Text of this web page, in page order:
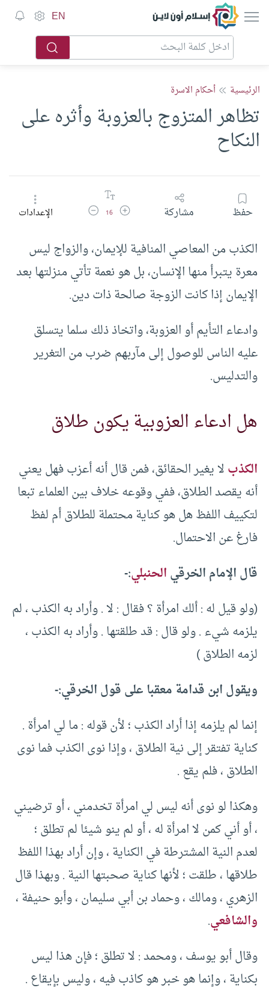
إسلام أون لاين EN
الرئيسية أحكام الاسرة
تظاهر المتزوج بالعزوبة وأثره على
النكاح
حفظ مشاركة زيادة حجم الخط
16 تقليل حجم الخطالإعدادات
الكذب من المعاصي المنافية للإيمان، والزواج ليس
معرة يتبرأ منها الإنسان، بل هو نعمة تأتي منزلتها بعد
الإيمان إذا كانت الزوجة صالحة ذات دين.
وادعاء التأيم أو العزوبة، واتخاذ ذلك سلما يتسلق
عليه الناس للوصول إلى مآربهم ضرب من التغرير
والتدليس.
هل ادعاء العزوبية يكون طلاق
الكذبلا يغير الحقائق، فمن قال أنه أعزب فهل يعني
أنه يقصد الطلاق، ففي وقوعه خلاف بين العلماء تبعا
لتكييف اللفظ هل هو كناية محتملة للطلاق أم لفظ
فارغ عن الاحتمال.
قال الإمام الخرقيالحنبلي:-
(ولو قيل له : ألك امرأة ؟ فقال : لا . وأراد به الكذب ، لم
يلزمه شيء . ولو قال : قد طلقتها . وأراد به الكذب ،
لزمه الطلاق )
ويقول ابن قدامة معقبا على قول الخرقي:-
إنما لم يلزمه إذا أراد الكذب ؛ لأن قوله : ما لي امرأة .
كناية تفتقر إلى نية الطلاق ، وإذا نوى الكذب فما نوى
الطلاق ، فلم يقع .
وهكذا لو نوى أنه ليس لي امرأة تخدمني ، أو ترضيني
، أو أني كمن لا امرأة له ، أو لم ينو شيئا لم تطلق ؛
لعدم النية المشترطة في الكناية ، وإن أراد بهذا اللفظ
طلاقها ، طلقت ؛ لأنها كناية صحبتها النية . وبهذا قال
الزهري ، ومالك ، وحماد بن أبي سليمان ، وأبو حنيفة ،
والشافعي.
وقال أبو يوسف ، ومحمد : لا تطلق ؛ فإن هذا ليس
بكناية ، وإنما هو خبر هو كاذب فيه ، وليس بإيقاع .